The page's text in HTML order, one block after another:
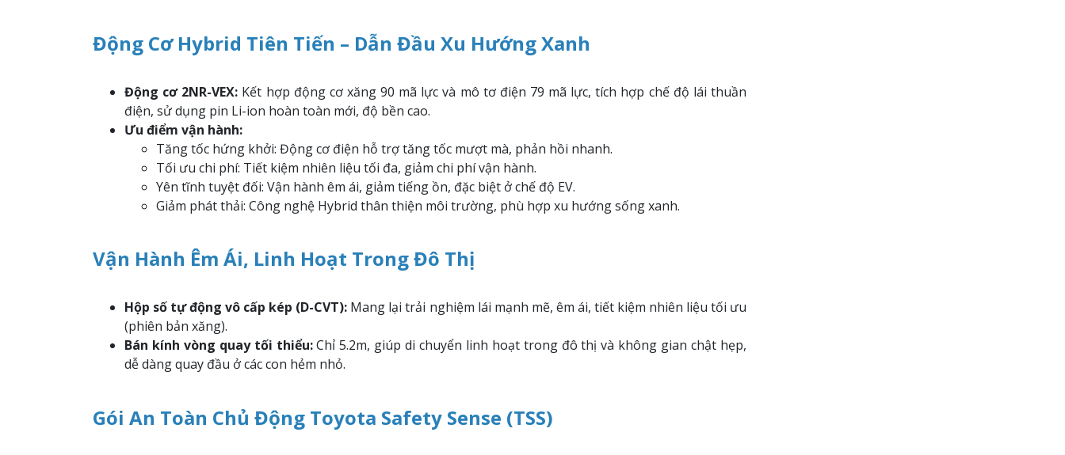
Động Cơ Hybrid Tiên Tiến – Dẫn Đầu Xu Hướng Xanh
Động cơ 2NR-VEX: Kết hợp động cơ xăng 90 mã lực và mô tơ điện 79 mã lực, tích hợp chế độ lái thuần
điện, sử dụng pin Li-ion hoàn toàn mới, độ bền cao.
Ưu điểm vận hành:
Tăng tốc hứng khởi: Động cơ điện hỗ trợ tăng tốc mượt mà, phản hồi nhanh.
Tối ưu chi phí: Tiết kiệm nhiên liệu tối đa, giảm chi phí vận hành.
Yên tĩnh tuyệt đối: Vận hành êm ái, giảm tiếng ồn, đặc biệt ở chế độ EV.
Giảm phát thải: Công nghệ Hybrid thân thiện môi trường, phù hợp xu hướng sống xanh.
Vận Hành Êm Ái, Linh Hoạt Trong Đô Thị
Hộp số tự động vô cấp kép (D-CVT): Mang lại trải nghiệm lái mạnh mẽ, êm ái, tiết kiệm nhiên liệu tối ưu
(phiên bản xăng).
Bán kính vòng quay tối thiểu:Chỉ 5.2m, giúp di chuyển linh hoạt trong đô thị và không gian chật hẹp,
dễ dàng quay đầu ở các con hẻm nhỏ.
Gói An Toàn Chủ Động Toyota Safety Sense (TSS)